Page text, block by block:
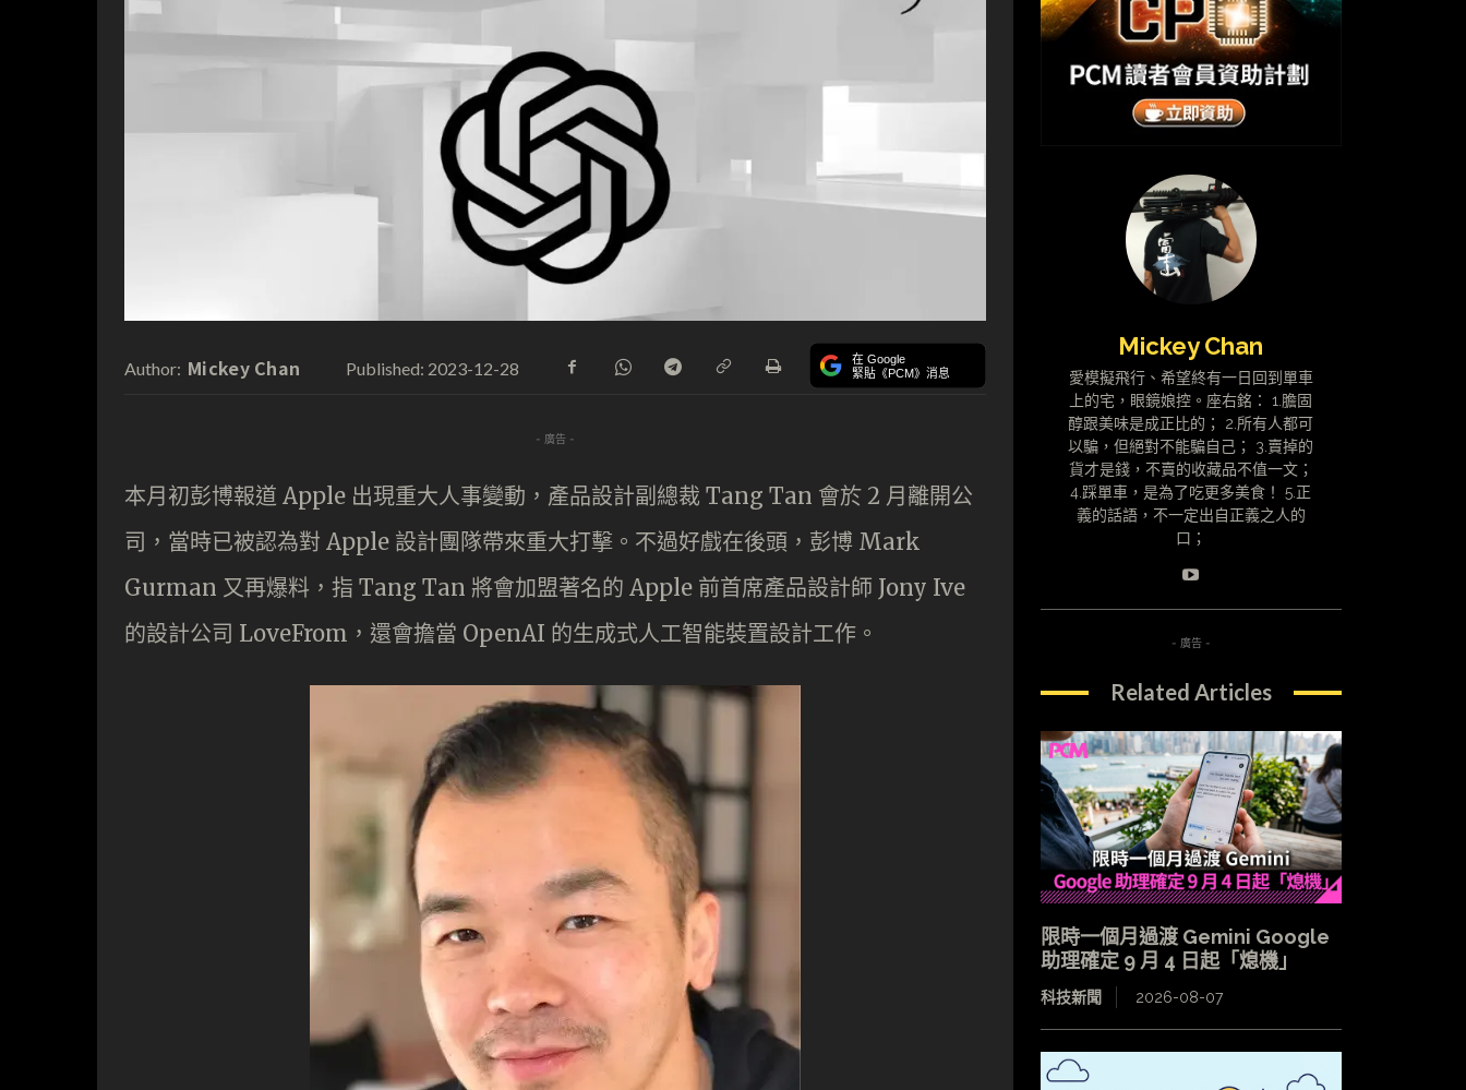
Author: Mickey Chan Published: 2023-12-28 在 Google
緊貼《PCM》消息
- 廣告 -
本月初彭博報道 Apple 出現重大人事變動，產品設計副總裁 Tang Tan 會於 2 月離開公
司，當時已被認為對 Apple 設計團隊帶來重大打擊。不過好戲在後頭，彭博 Mark
Gurman 又再爆料，指 Tang Tan 將會加盟著名的 Apple 前首席產品設計師 Jony Ive
的設計公司 LoveFrom，還會擔當 OpenAI 的生成式人工智能裝置設計工作。
Mickey Chan
愛模擬飛行、希望終有一日回到單車
上的宅，眼鏡娘控。座右銘： 1.膽固
醇跟美味是成正比的； 2.所有人都可
以騙，但絕對不能騙自己； 3.賣掉的
貨才是錢，不賣的收藏品不值一文；
4.踩單車，是為了吃更多美食！ 5.正
義的話語，不一定出自正義之人的
口；
- 廣告 -
Related Articles
限時一個月過渡 Gemini Google
助理確定 9 月 4 日起「熄機」
科技新聞 2026-08-07